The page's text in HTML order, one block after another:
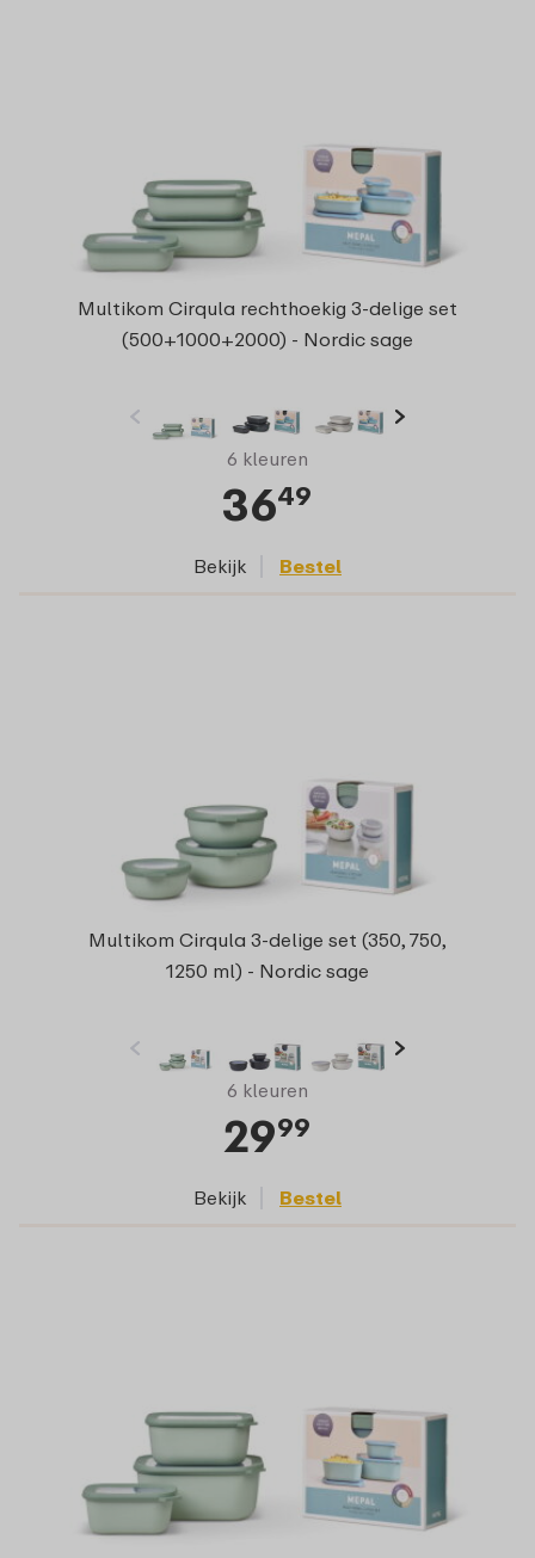
Multikom Cirqula rechthoekig 3-delige set
(500+1000+2000) - Nordic sage
6 kleuren
3649
Bekijk Bestel
Multikom Cirqula 3-delige set (350, 750,
1250 ml) - Nordic sage
6 kleuren
2999
Bekijk Bestel